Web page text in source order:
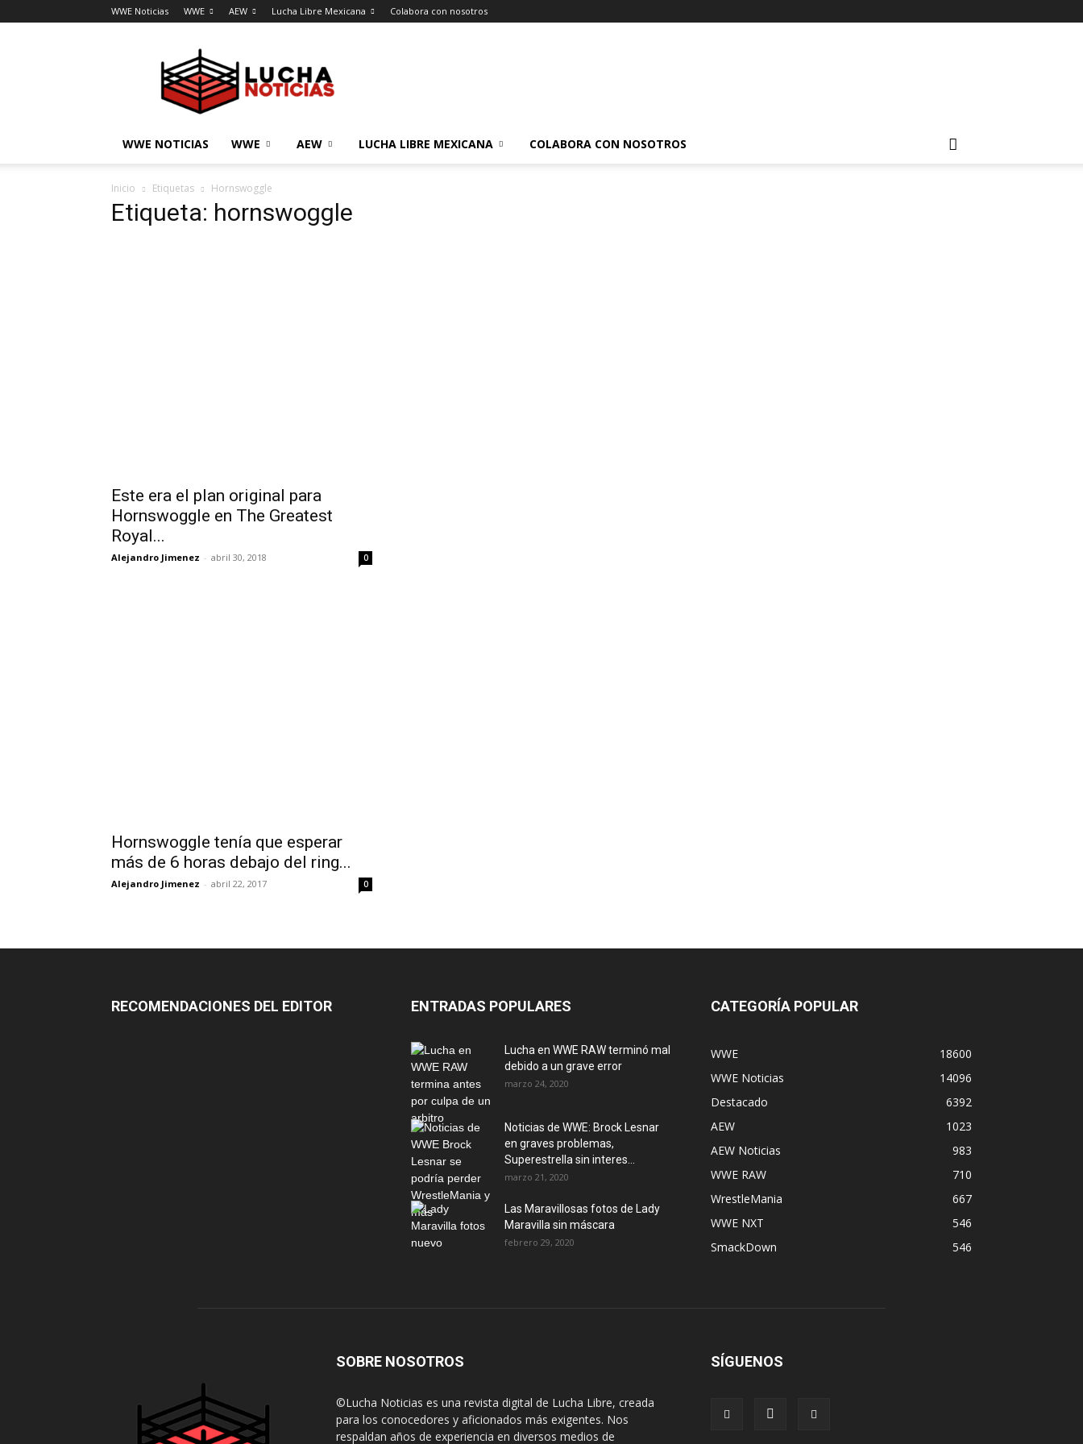
WWE Noticias WWE AEW Lucha Libre Mexicana Colabora con nosotros
Noticias
WWE NOTICIAS WWE AEW LUCHA LIBRE MEXICANA COLABORA CON NOSOTROS
Inicio Etiquetas Hornswoggle
Etiqueta: hornswoggle
Este era el plan original para
Hornswoggle en The Greatest
Royal...
Alejandro Jimenez - abril 30, 2018 0
Hornswoggle tenía que esperar
más de 6 horas debajo del ring...
Alejandro Jimenez - abril 22, 2017 0
RECOMENDACIONES DEL EDITOR ENTRADAS POPULARES
Lucha en WWE RAW terminó mal
debido a un grave error
marzo 24, 2020
Noticias de WWE: Brock Lesnar
en graves problemas,
Superestrella sin interes...
marzo 21, 2020
Las Maravillosas fotos de Lady
Maravilla sin máscara
febrero 29, 2020
CATEGORÍA POPULAR
WWE
18600
WWE Noticias
14096
Destacado
6392
AEW
1023
AEW Noticias
983
WWE RAW
710
WrestleMania
667
WWE NXT
546
SmackDown
546
SOBRE NOSOTROS
©Lucha Noticias es una revista digital de Lucha Libre, creada
para los conocedores y aficionados más exigentes. Nos
respaldan años de experiencia en diversos medios de
SÍGUENOS